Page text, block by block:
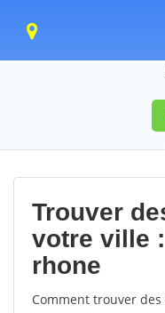
Trouver
votre ville
rhone
Comment trouver